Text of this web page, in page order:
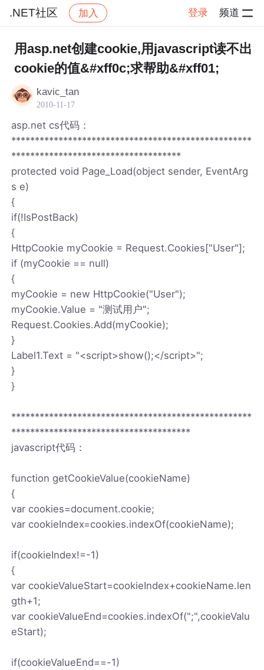
.NET社区 加入 登录 频道
社区 .NET社区 帖子详情
用asp.net创建cookie,用javascript读不出
cookie的值&#xff0c;求帮助&#xff01;
kavic_tan
2010-11-17
asp.net cs代码：
***************************************************
************************************
protected void Page_Load(object sender, EventArg
s e)
{
if(!IsPostBack)
{
HttpCookie myCookie = Request.Cookies["User"];
if (myCookie == null)
{
myCookie = new HttpCookie("User");
myCookie.Value = "测试用户";
Request.Cookies.Add(myCookie);
}
Label1.Text = "<script>show();</script>";
}
}
***************************************************
**************************************
javascript代码：
function getCookieValue(cookieName)
{
var cookies=document.cookie;
var cookieIndex=cookies.indexOf(cookieName);
if(cookieIndex!=-1)
{
var cookieValueStart=cookieIndex+cookieName.len
gth+1;
var cookieValueEnd=cookies.indexOf(";",cookieValu
eStart);
if(cookieValueEnd==-1)